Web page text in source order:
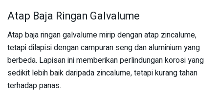
Atap Baja Ringan Galvalume
Atap baja ringan galvalume mirip dengan atap zincalume,
tetapi dilapisi dengan campuran seng dan aluminium yang
berbeda. Lapisan ini memberikan perlindungan korosi yang
sedikit lebih baik daripada zincalume, tetapi kurang tahan
terhadap panas.